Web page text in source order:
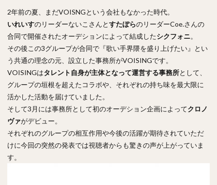
2年前の夏、まだVOISNGという会社もなかった時代。
いれいすのリーダーないこさんとすたぽらのリーダーCoe.さんの
合同で開催されたオーデションによって結成したシクフォニ。
その後この3グループが合同で『歌い手界隈を盛り上げたい』とい
う共通の理念の元、設立した事務所がVOISINGです。
VOISINGはタレント自身が主体となって運営する事務所として、
グループの垣根を超えたコラボや、それぞれの持ち味を最大限に
活かした活動を届けていました。
そして3月には事務所として初のオーデション企画によってクロノ
ヴァがデビュー。
それぞれのグループの相互作用や今後の活躍が期待されていただ
けに今回の突然の発表では視聴者からも驚きの声が上がっていま
す。